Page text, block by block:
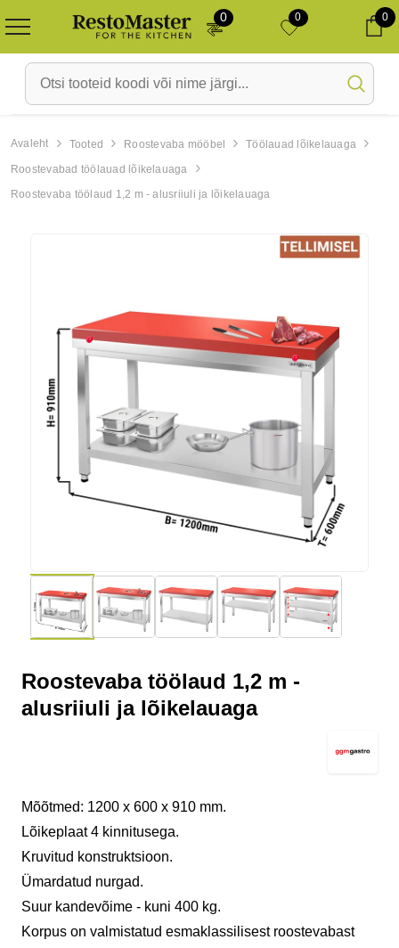
0 0 0
Avaleht Tooted Roostevaba mööbel
Töölauad lõikelauaga
Roostevabad töölauad lõikelauaga
Roostevaba töölaud 1,2 m - alusriiuli ja lõikelauaga
Roostevaba töölaud 1,2 m -
alusriiuli ja lõikelauaga
Mõõtmed: 1200 x 600 x 910 mm.
Lõikeplaat 4 kinnitusega.
Kruvitud konstruktsioon.
Ümardatud nurgad.
Suur kandevõime - kuni 400 kg.
Korpus on valmistatud esmaklassilisest roostevabast
Ahi Diamond Gastro Line
992,00 € 892,80 €
Ahi PIRON
Laos